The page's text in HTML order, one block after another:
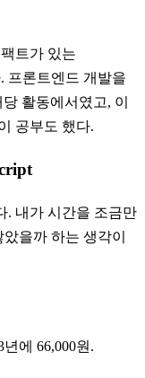
트가 있는
프론트엔드 개발을
활동에서였고, 이
공부도 했다.
. 내가 시간을 조금만
을까 하는 생각이
에 66,000원.